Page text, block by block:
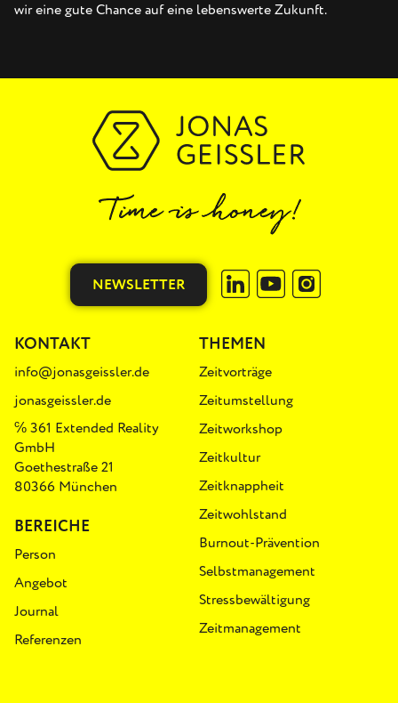
wir eine gute Chance auf eine lebenswerte Zukunft.
NEWSLETTER
BEREICHE
Person
Angebot
Journal
Referenzen
KONTAKT
info@jonasgeissler.de
jonasgeissler.de
℅ 361 Extended Reality
GmbH
Goethestraße 21
80366 München
THEMEN
Zeitvorträge
Zeitumstellung
Zeitworkshop
Zeitkultur
Zeitknappheit
Zeitwohlstand
Burnout-Prävention
Selbstmanagement
Stressbewältigung
Zeitmanagement